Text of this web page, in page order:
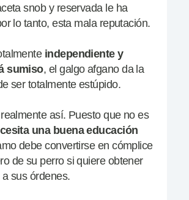
snob y reservada le ha
lo tanto, esta mala reputación.
independiente y
sumiso, el galgo afgano da la
ser totalmente estúpido.
así. Puesto que no es
una buena educación
debe convertirse en cómplice
de su perro si quiere obtener
sus órdenes.